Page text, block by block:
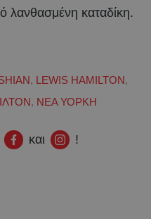
λανθασμένη καταδίκη.
, LEWIS HAMILTON,
, ΝΕΑ ΥΟΡΚΗ
και !